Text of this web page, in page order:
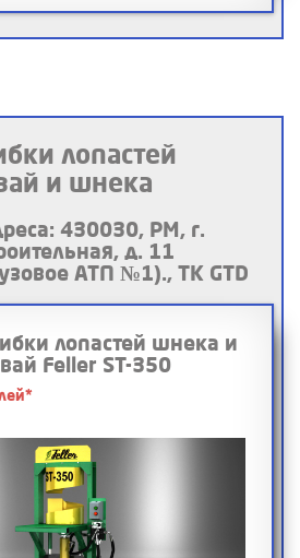
лопастей
и шнека
430030, РМ, г.
д. 11
АТП №1)., ТК GTD
лопастей шнека и
Feller ST-350